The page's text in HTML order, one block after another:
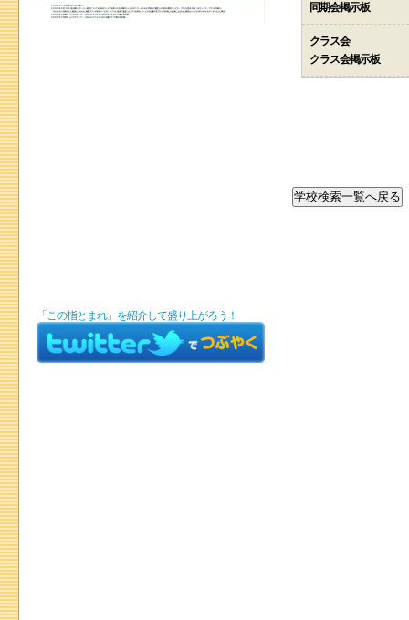
同期会掲示板
クラス会
クラス会掲示板
「この指とまれ」を紹介して盛り上がろう！